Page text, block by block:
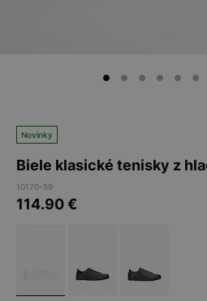
Novinky
Biele klasické tenisky z
10170-59
114.90€